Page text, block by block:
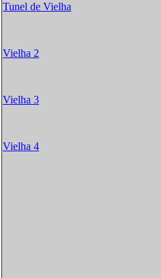
Tunel de Vielha
Vielha 2
Vielha 3
Vielha 4